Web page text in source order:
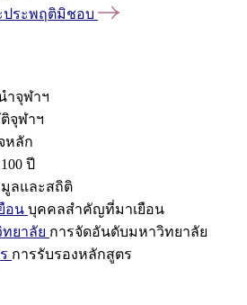
ประพฤติมิชอบ
ำจุฬาฯ
จุฬาฯ
หลัก
ปี
ลและสถิติ
อน บุคคลสำคัญที่มาเยือน
ยาลัย การจัดอันดับมหาวิทยาลัย
การรับรองหลักสูตร